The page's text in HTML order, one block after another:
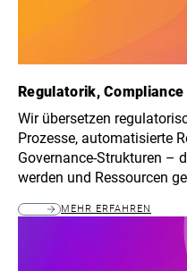
Regulatorik, Compliance
Wir übersetzen
Prozesse, automatisierte
Governance-Strukturen –
werden und Ressourcen
MEHR ERFAHREN